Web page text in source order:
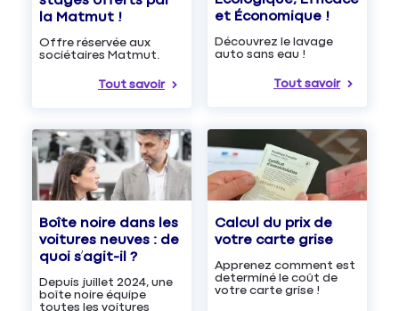
la Matmut !
Offre réservée aux
sociétaires Matmut.
Tout savoir
et Économique !
Découvrez le lavage
auto sans eau !
Tout savoir
Boîte noire dans les
voitures neuves : de
quoi s’agit-il ?
Depuis juillet 2024, une
boîte noire équipe
toutes les voitures
Calcul du prix de
votre carte grise
Apprenez comment est
determiné le coût de
votre carte grise !